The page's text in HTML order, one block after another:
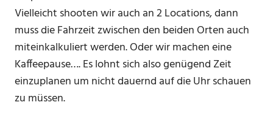
Vielleicht shooten wir auch an 2 Locations, dann
muss die Fahrzeit zwischen den beiden Orten auch
miteinkalkuliert werden. Oder wir machen eine
Kaffeepause…. Es lohnt sich also genügend Zeit
einzuplanen um nicht dauernd auf die Uhr schauen
zu müssen.